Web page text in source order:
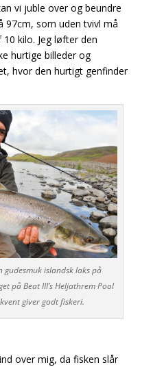
vi juble over og beundre
97cm, som uden tvivl må
kilo. Jeg løfter den
hurtige billeder og
hvor den hurtigt genfinder
gudesmuk islandsk laks på
på Beat III’s Heljathrem Pool
giver godt fiskeri.
over mig, da fisken slår